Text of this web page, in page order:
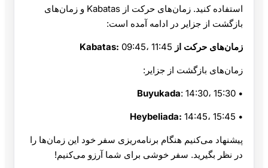
استفاده کنید. زمان‌های حرکت از Kabatas و زمان‌های
بازگشت از جزایر در ادامه آمده است:
زمان‌های حرکت از Kabatas: 09:45، 11:45
زمان‌های بازگشت از جزایر:
•
Buyukada: 14:30، 15:30
•
Heybeliada: 14:45، 15:45
پیشنهاد می‌کنیم هنگام برنامه‌ریزی سفر خود این زمان‌ها را
در نظر بگیرید. سفر خوشی برای شما آرزو می‌کنیم!